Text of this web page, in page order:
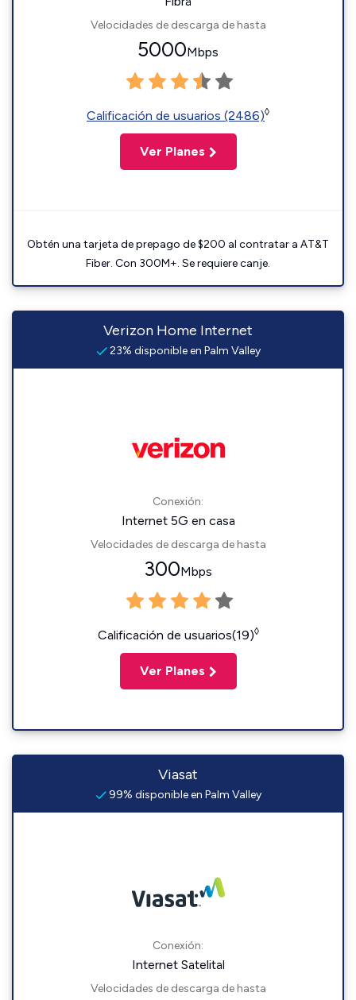
Velocidades de descarga de hasta
5000Mbps
Calificación de usuarios (2486)◊
Ver Planes
Obtén una tarjeta de prepago de $200 al contratar a AT&T
Fiber. Con 300M+. Se requiere canje.
Verizon Home Internet
23% disponible en Palm Valley
Conexión:
Internet 5G en casa
Velocidades de descarga de hasta
300Mbps
Calificación de usuarios(19)◊
Ver Planes
Viasat
99% disponible en Palm Valley
Conexión:
Internet Satelital
Velocidades de descarga de hasta